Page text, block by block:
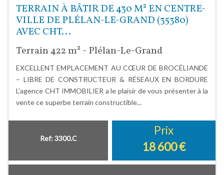
TERRAIN À BÂTIR DE 430 M² EN CENTRE-
VILLE DE PLÉLAN-LE-GRAND (35380)
AVEC CHT...
Terrain 422 m² - Plélan-Le-Grand
EXCELLENT EMPLACEMENT AU CŒUR DE BROCÉLIANDE
– LIBRE DE CONSTRUCTEUR & RÉSEAUX EN BORDURE
L'agence CHT IMMOBILIER a le plaisir de vous présenter à la
vente ce superbe terrain constructible...
Ref: 3300.C
Prix
18 600€